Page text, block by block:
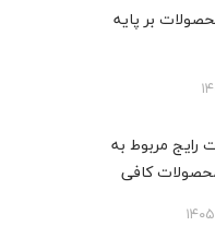
بر پایه
رایج مربوط به
کافی